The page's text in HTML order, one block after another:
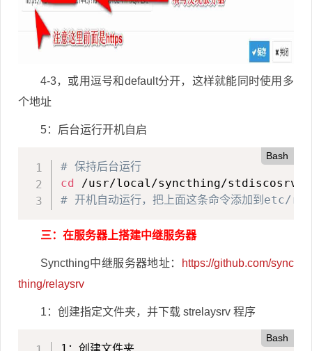
4-3，或用逗号和default分开，这样就能同时使用多
个地址
5：后台运行开机自启
Bash
# 保持后台运行
cd /usr/local/syncthing/stdiscosrv/
# 开机自动运行，把上面这条命令添加到etc/
三：在服务器上搭建中继服务器
Syncthing中继服务器地址：
https://github.com/sync
thing/relaysrv
1：创建指定文件夹，并下载 strelaysrv 程序
Bash